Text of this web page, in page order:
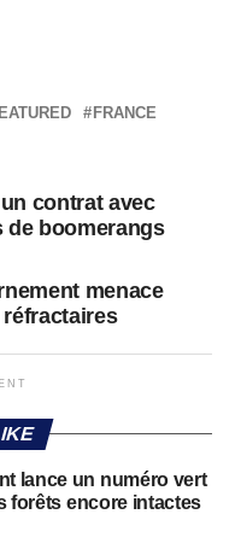
FRANCE
contrat avec
de boomerangs
menace
réfractaires
lance un numéro vert
forêts encore intactes